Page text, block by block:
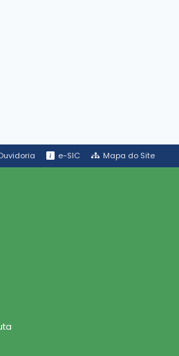
e-SIC Mapa do Site